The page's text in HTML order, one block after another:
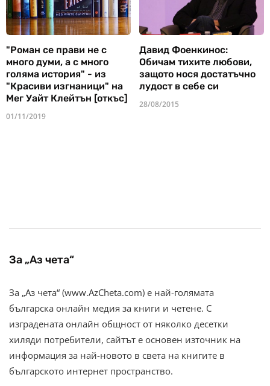
"Роман се прави не с
много думи, а с много
голяма история" - из
"Красиви изгнаници" на
Мег Уайт Клейтън [откъс]
01/11/2019
Давид Фоенкинос:
Обичам тихите любови,
защото нося достатъчно
лудост в себе си
28/08/2015
За „Аз чета“
За „Аз чета“ (www.AzCheta.com) е най-голямата
българска онлайн медия за книги и четене. С
изградената онлайн общност от няколко десетки
хиляди потребители, сайтът е основен източник на
информация за най-новото в света на книгите в
българското интернет пространство.